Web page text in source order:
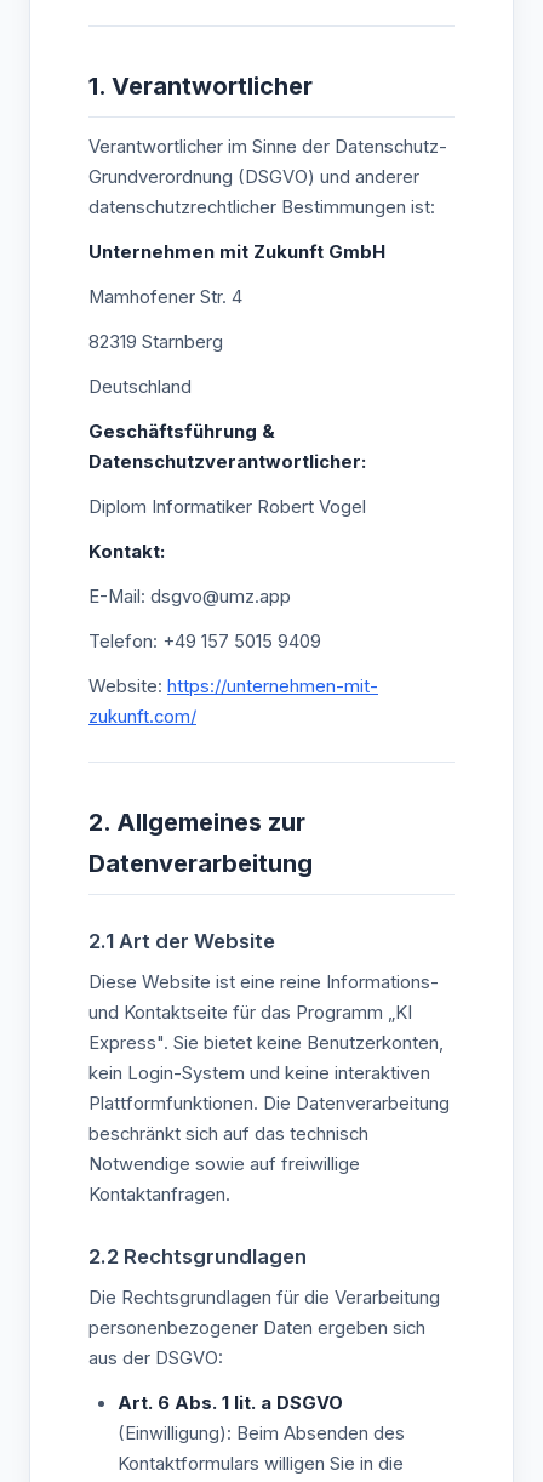
1. Verantwortlicher
Verantwortlicher im Sinne der Datenschutz-
Grundverordnung (DSGVO) und anderer
datenschutzrechtlicher Bestimmungen ist:
Unternehmen mit Zukunft GmbH
Mamhofener Str. 4
82319 Starnberg
Deutschland
Geschäftsführung &
Datenschutzverantwortlicher:
Diplom Informatiker Robert Vogel
Kontakt:
E-Mail: dsgvo@umz.app
Telefon: +49 157 5015 9409
Website: https://unternehmen-mit-
zukunft.com/
2. Allgemeines zur
Datenverarbeitung
2.1 Art der Website
Diese Website ist eine reine Informations-
und Kontaktseite für das Programm „KI
Express". Sie bietet keine Benutzerkonten,
kein Login-System und keine interaktiven
Plattformfunktionen. Die Datenverarbeitung
beschränkt sich auf das technisch
Notwendige sowie auf freiwillige
Kontaktanfragen.
2.2 Rechtsgrundlagen
Die Rechtsgrundlagen für die Verarbeitung
personenbezogener Daten ergeben sich
aus der DSGVO:
Art. 6 Abs. 1 lit. a DSGVO
(Einwilligung): Beim Absenden des
Kontaktformulars willigen Sie in die